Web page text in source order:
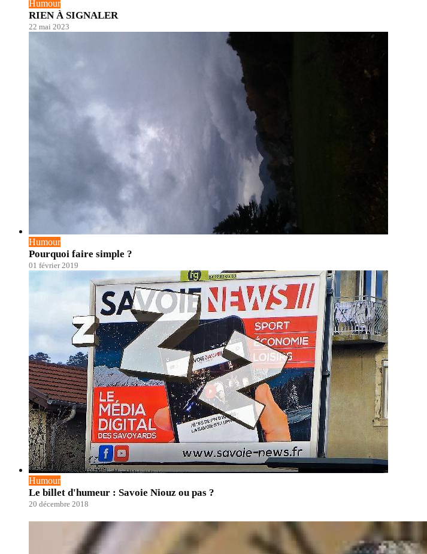
Humour
RIEN À SIGNALER
22 mai 2023
Humour
Pourquoi faire simple ?
01 février 2019
Humour
Le billet d'humeur : Savoie Niouz ou pas ?
20 décembre 2018